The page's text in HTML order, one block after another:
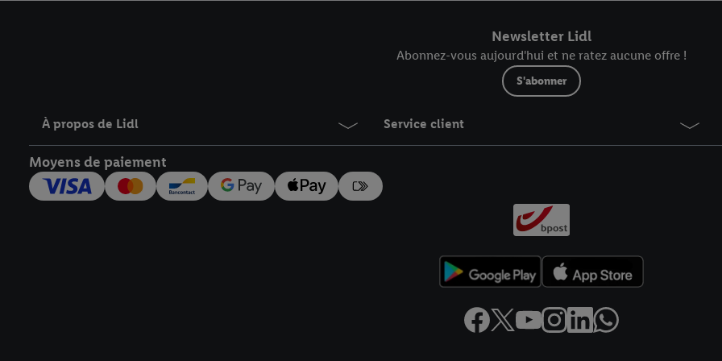
Newsletter Lidl
Abonnez-vous aujourd'hui et ne ratez aucune offre !
S'abonner
À propos de Lidl Service client
Moyens de paiement